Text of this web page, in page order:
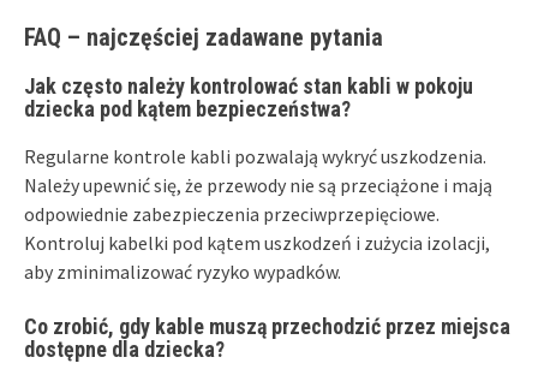
FAQ – najczęściej zadawane pytania
Jak często należy kontrolować stan kabli w pokoju
dziecka pod kątem bezpieczeństwa?
Regularne kontrole kabli pozwalają wykryć uszkodzenia.
Należy upewnić się, że przewody nie są przeciążone i mają
odpowiednie zabezpieczenia przeciwprzepięciowe.
Kontroluj kabelki pod kątem uszkodzeń i zużycia izolacji,
aby zminimalizować ryzyko wypadków.
Co zrobić, gdy kable muszą przechodzić przez miejsca
dostępne dla dziecka?